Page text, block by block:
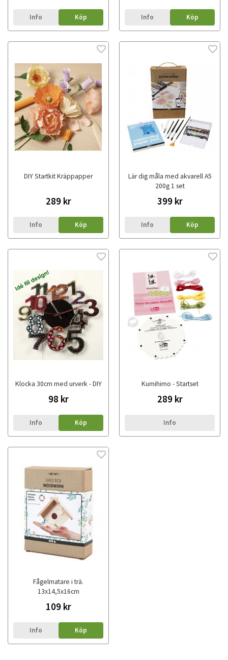
Info Köp Info Köp
DIY Startkit Kräppapper
289 kr
Info Köp
Lär dig måla med akvarell A5
200g 1 set
399 kr
Info Köp
Klocka 30cm med urverk - DIY
98 kr
Info Köp
Kumihimo - Startset
289 kr
Info
Fågelmatare i trä.
13x14,5x16cm
109 kr
Info Köp